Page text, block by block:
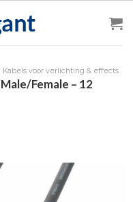
Kabels voor verlichting & effects
Female – 12